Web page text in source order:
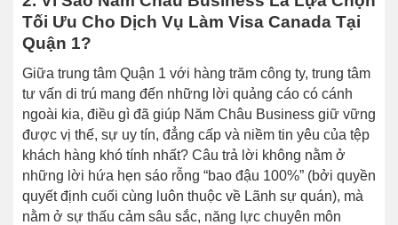
Tối Ưu Cho Dịch Vụ Làm Visa Canada Tại
Quận 1?
Giữa trung tâm Quận 1 với hàng trăm công ty, trung tâm
tư vấn di trú mang đến những lời quảng cáo có cánh
ngoài kia, điều gì đã giúp Năm Châu Business giữ vững
được vị thế, sự uy tín, đẳng cấp và niềm tin yêu của tệp
khách hàng khó tính nhất? Câu trả lời không nằm ở
những lời hứa hẹn sáo rỗng “bao đậu 100%” (bởi quyền
quyết định cuối cùng luôn thuộc về Lãnh sự quán), mà
nằm ở sự thấu cảm sâu sắc, năng lực chuyên môn